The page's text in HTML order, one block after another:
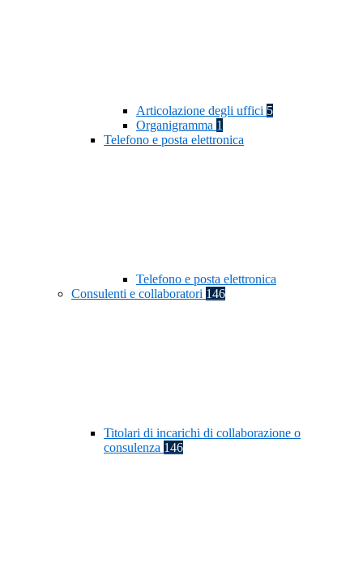
Articolazione degli uffici 5
Organigramma 1
Telefono e posta elettronica
Telefono e posta elettronica
Consulenti e collaboratori 146
Titolari di incarichi di collaborazione o
consulenza 146